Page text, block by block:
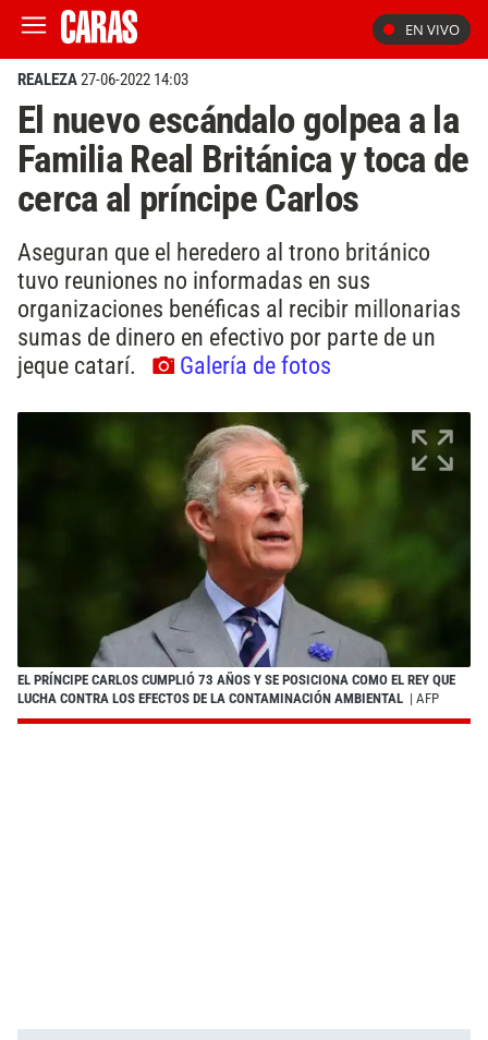
EN VIVO
REALEZA27-06-2022 14:03
El nuevo escándalo golpea a la
Familia Real Británica y toca de
cerca al príncipe Carlos
Aseguran que el heredero al trono británico
tuvo reuniones no informadas en sus
organizaciones benéficas al recibir millonarias
sumas de dinero en efectivo por parte de un
jeque catarí.
Galería de fotos
EL PRÍNCIPE CARLOS CUMPLIÓ 73 AÑOS Y SE POSICIONA COMO EL REY QUE
LUCHA CONTRA LOS EFECTOS DE LA CONTAMINACIÓN AMBIENTAL | AFP